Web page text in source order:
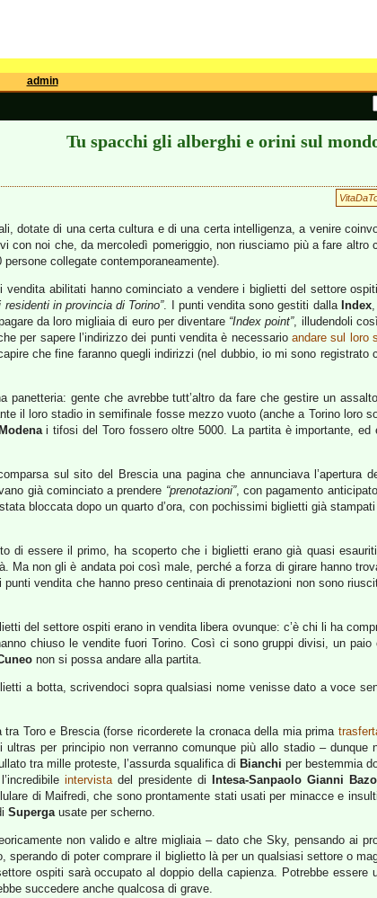
admin
Tu spacchi gli alberghi e orini sul
dotate di una certa cultura e di una certa intelligenza, a venire
con noi che, da mercoledì pomeriggio, non riusciamo più a fare altro
collegate contemporaneamente).
abilitati hanno cominciato a vendere i biglietti del settore
in provincia di Torino”. I punti vendita sono gestiti dalla Index,
da loro migliaia di euro per diventare “Index point”, illudendoli
per sapere l’indirizzo dei punti vendita è necessario andare sul loro
che fine faranno quegli indirizzi (nel dubbio, io mi sono registrato
gente che avrebbe tutt’altro da fare che gestire un
il loro stadio in semifinale fosse mezzo vuoto (anche a Torino loro
Modenai tifosi del Toro fossero oltre 5000. La partita è importante, ed
sul sito del Brescia una pagina che annunciava l’apertura
già cominciato a prendere “prenotazioni”, con pagamento
bloccata dopo un quarto d’ora, con pochissimi biglietti già
di essere il primo, ha scoperto che i biglietti erano già quasi
Ma non gli è andata poi così male, perché a forza di girare hanno
vendita che hanno preso centinaia di prenotazioni non sono
del settore ospiti erano in vendita libera ovunque: c’è chi li ha
chiuso le vendite fuori Torino. Così ci sono gruppi divisi, un paio
non si possa andare alla partita.
a botta, scrivendoci sopra qualsiasi nome venisse dato a voce
Toro e Brescia (forse ricorderete la cronaca della mia prima
per principio non verranno comunque più allo stadio – dunque
tra mille proteste, l’assurda squalifica di Bianchi per bestemmia
intervistadel presidente di Intesa-Sanpaolo Gianni
di Maifredi, che sono prontamente stati usati per minacce e
Supergausate per scherno.
non valido e altre migliaia – dato che Sky, pensando ai
di poter comprare il biglietto là per un qualsiasi settore o
ospiti sarà occupato al doppio della capienza. Potrebbe essere
succedere anche qualcosa di grave.